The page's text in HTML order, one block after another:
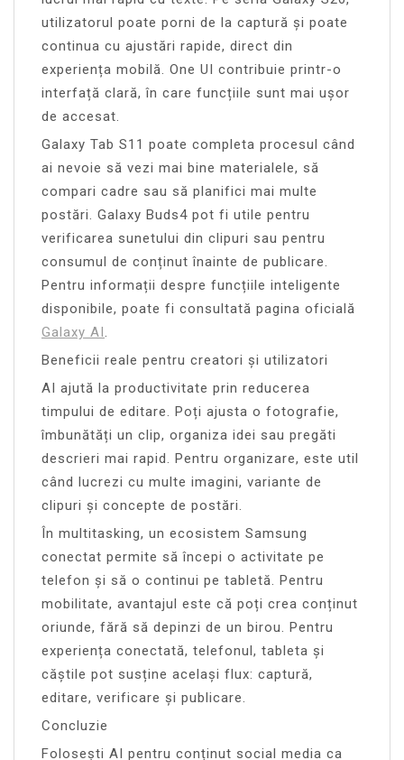
utilizatorul poate porni de la captură și poate
continua cu ajustări rapide, direct din
experiența mobilă. One UI contribuie printr-o
interfață clară, în care funcțiile sunt mai ușor
de accesat.
Galaxy Tab S11 poate completa procesul când
ai nevoie să vezi mai bine materialele, să
compari cadre sau să planifici mai multe
postări. Galaxy Buds4 pot fi utile pentru
verificarea sunetului din clipuri sau pentru
consumul de conținut înainte de publicare.
Pentru informații despre funcțiile inteligente
disponibile, poate fi consultată pagina oficială
Galaxy AI.
Beneficii reale pentru creatori și utilizatori
AI ajută la productivitate prin reducerea
timpului de editare. Poți ajusta o fotografie,
îmbunătăți un clip, organiza idei sau pregăti
descrieri mai rapid. Pentru organizare, este util
când lucrezi cu multe imagini, variante de
clipuri și concepte de postări.
În multitasking, un ecosistem Samsung
conectat permite să începi o activitate pe
telefon și să o continui pe tabletă. Pentru
mobilitate, avantajul este că poți crea conținut
oriunde, fără să depinzi de un birou. Pentru
experiența conectată, telefonul, tableta și
căștile pot susține același flux: captură,
editare, verificare și publicare.
Concluzie
Folosești AI pentru conținut social media ca